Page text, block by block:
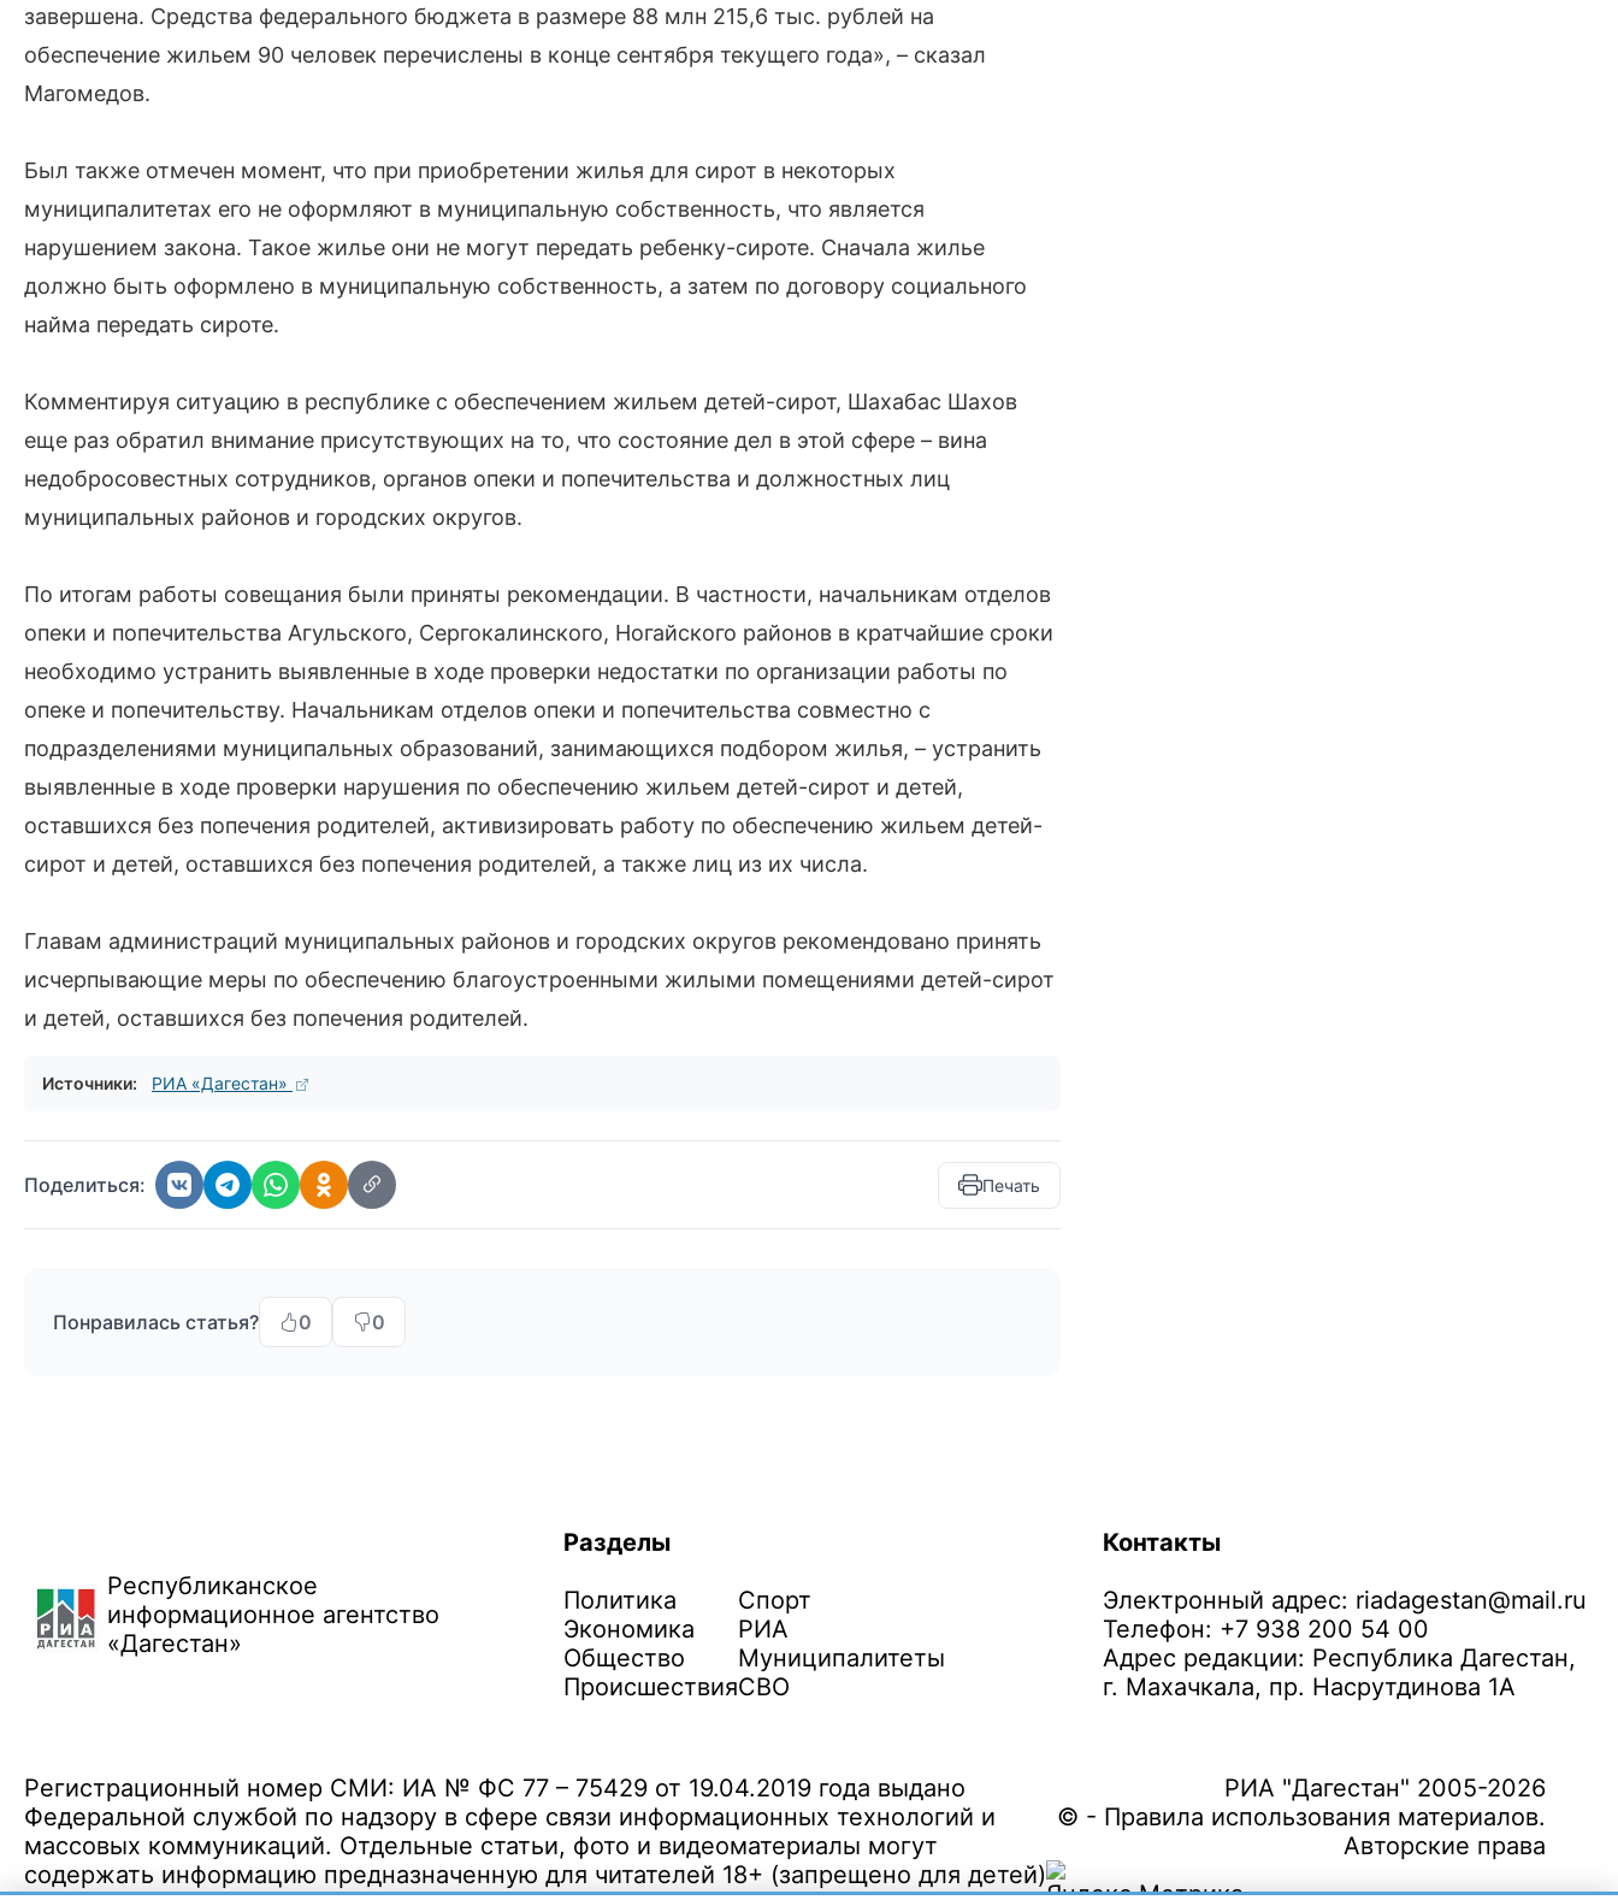
завершена. Средства федерального бюджета в размере 88 млн 215,6 тыс. рублей на
обеспечение жильем 90 человек перечислены в конце сентября текущего года», – сказал
Магомедов.
Был также отмечен момент, что при приобретении жилья для сирот в некоторых
муниципалитетах его не оформляют в муниципальную собственность, что является
нарушением закона. Такое жилье они не могут передать ребенку-сироте. Сначала жилье
должно быть оформлено в муниципальную собственность, а затем по договору социального
найма передать сироте.
Комментируя ситуацию в республике с обеспечением жильем детей-сирот, Шахабас Шахов
еще раз обратил внимание присутствующих на то, что состояние дел в этой сфере – вина
недобросовестных сотрудников, органов опеки и попечительства и должностных лиц
муниципальных районов и городских округов.
По итогам работы совещания были приняты рекомендации. В частности, начальникам отделов
опеки и попечительства Агульского, Сергокалинского, Ногайского районов в кратчайшие сроки
необходимо устранить выявленные в ходе проверки недостатки по организации работы по
опеке и попечительству. Начальникам отделов опеки и попечительства совместно с
подразделениями муниципальных образований, занимающихся подбором жилья, – устранить
выявленные в ходе проверки нарушения по обеспечению жильем детей-сирот и детей,
оставшихся без попечения родителей, активизировать работу по обеспечению жильем детей-
сирот и детей, оставшихся без попечения родителей, а также лиц из их числа.
Главам администраций муниципальных районов и городских округов рекомендовано принять
исчерпывающие меры по обеспечению благоустроенными жилыми помещениями детей-сирот
и детей, оставшихся без попечения родителей.
Источники: РИА «Дагестан»
Поделиться: Печать
Понравилась статья? 0 0
Республиканское
информационное агентство
«Дагестан»
Разделы
Политика
Экономика
Общество
Происшествия
Спорт
РИА
Муниципалитеты
СВО
Контакты
Электронный адрес: riadagestan@mail.ru
Телефон: +7 938 200 54 00
Адрес редакции: Республика Дагестан,
г. Махачкала, пр. Насрутдинова 1А
Регистрационный номер СМИ: ИА № ФС 77 – 75429 от 19.04.2019 года выдано
Федеральной службой по надзору в сфере связи информационных технологий и
массовых коммуникаций. Отдельные статьи, фото и видеоматериалы могут
содержать информацию предназначенную для читателей 18+ (запрещено для детей)
РИА "Дагестан" 2005-2026
© - Правила использования материалов.
Авторские права